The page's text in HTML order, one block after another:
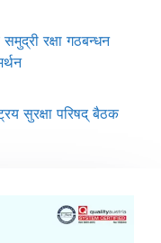
रक्षा गठबन्धन
सुरक्षा परिषद् बैठक